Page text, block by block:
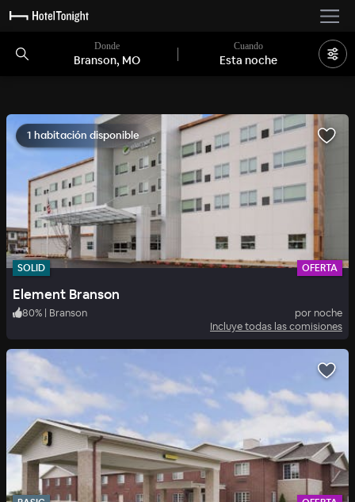
Donde
Branson, MO
Cuando
Esta noche
1 habitación disponible
SOLID OFERTA
Element Branson
80% | Branson
por noche
Incluye todas las comisiones